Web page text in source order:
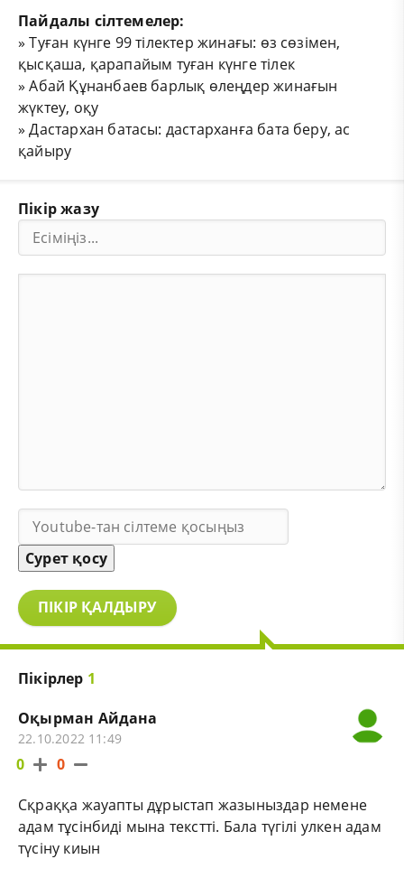
Пайдалы сілтемелер:
»Туған күнге 99 тілектер жинағы: өз сөзімен,
қысқаша, қарапайым туған күнге тілек
»Абай Құнанбаев барлық өлеңдер жинағын
жүктеу, оқу
»Дастархан батасы: дастарханға бата беру, ас
қайыру
Пікір жазу
Сурет қосу
ПІКІР ҚАЛДЫРУ
Пікірлер 1
Оқырман Айдана
22.10.2022 11:49
0 0
Сқраққа жауапты дұрыстап жазыныздар немене
адам тұсінбиді мына текстті. Бала түгілі улкен адам
түсіну киын